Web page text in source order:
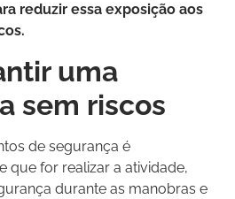
reduzir essa exposição aos
uma
sem riscos
de segurança é
que for realizar a atividade,
durante as manobras e